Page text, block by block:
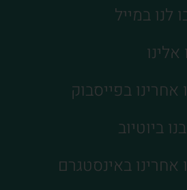
לנו במייל
אלינו
אחרינו בפייסבוק
ביוטיוב
אחרינו באינסטגרם